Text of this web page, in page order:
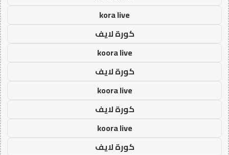
kora live
كورة لايف
koora live
كورة لايف
koora live
كورة لايف
koora live
كورة لايف